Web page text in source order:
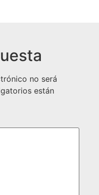
no será
están